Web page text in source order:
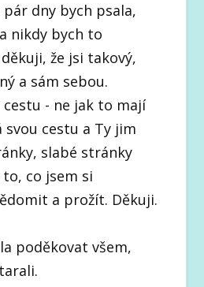
pár dny bych psala,
nikdy bych to
že jsi takový,
a sám sebou.
cestu - ne jak to mají
svou cestu a Ty jim
slabé stránky
co jsem si
a prožít. Děkuji.
poděkovat všem,